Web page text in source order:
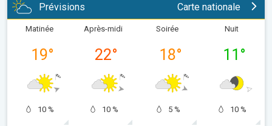
Prévisions Carte nationale
Matinée
19°
10 %
Après-midi
22°
10 %
Soirée
18°
5 %
Nuit
11 °
10 %